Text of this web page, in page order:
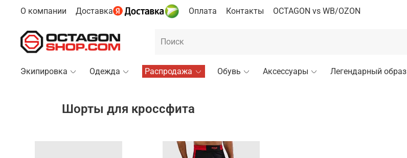
О компании Доставка Оплата Контакты OCTAGON vs WB/OZON
Экипировка Одежда Распродажа Обувь Аксессуары Легендарный образ
Шорты для кроссфита